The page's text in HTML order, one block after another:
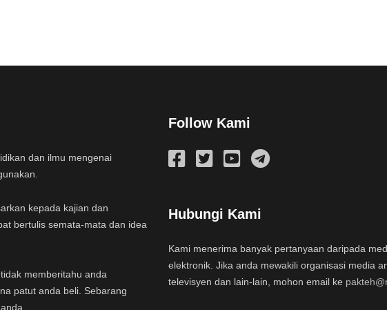
dan ilmu mengenai
kepada kajian dan
bertulis semata-mata dan idea
memberitahu anda
patut anda beli. Sebarang
Follow Kami
Hubungi Kami
Kami menerima banyak pertanyaan daripada
elektronik. Jika anda mewakili organisasi media
televisyen dan lain-lain, mohon email ke